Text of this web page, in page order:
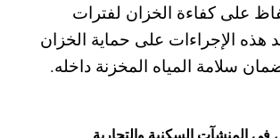
على كفاءة الخزان لفترات
هذه الإجراءات على حماية الخزان
سلامة المياه المخزنة داخله.
المنشآت السكنية والتجارية